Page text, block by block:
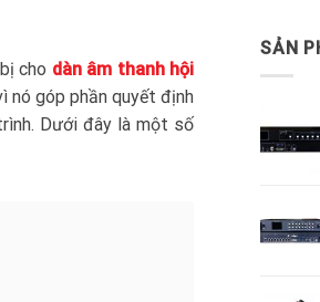
cho dàn âm thanh hội
nó góp phần quyết định
Dưới đây là một số
SẢN